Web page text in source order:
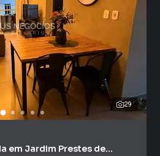
29
em Jardim Prestes de